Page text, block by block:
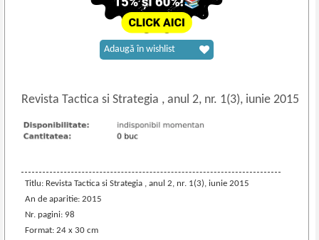
Revista Tactica si Strategia , anul 2, nr. 1(3), iunie 2015
Titlu: Revista Tactica si Strategia , anul 2, nr. 1(3), iunie 2015
An de aparitie: 2015
Nr. pagini: 98
Format: 24 x 30 cm
Adaugă în wishlist